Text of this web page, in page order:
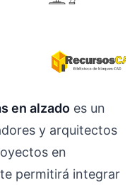
en alzado es un
y arquitectos
en
permitirá integrar